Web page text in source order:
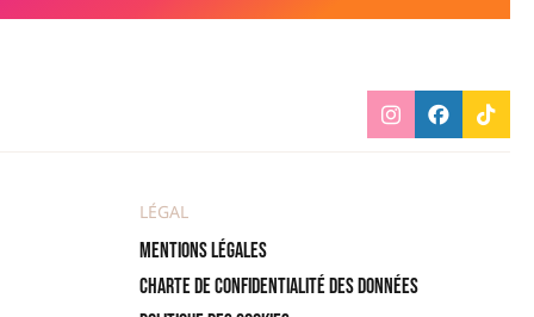
LÉGAL
Mentions légales
Charte de confidentialité des données